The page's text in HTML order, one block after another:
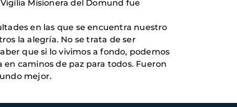
Misionera del Domund fue
en las que se encuentra nuestro
la alegría. No se trata de ser
que si lo vivimos a fondo, podemos
caminos de paz para todos. Fueron
mejor.